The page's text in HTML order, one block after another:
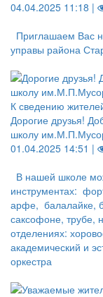
04.04.2025 11:18 |
Приглашаем Вас
управы района
К сведению
Дорогие друзья!
школу
01.04.2025 14:51 |
В нашей школе
инструментах:
арфе, балалайке,
саксофоне, трубе,
отделениях:
академический и
оркестра